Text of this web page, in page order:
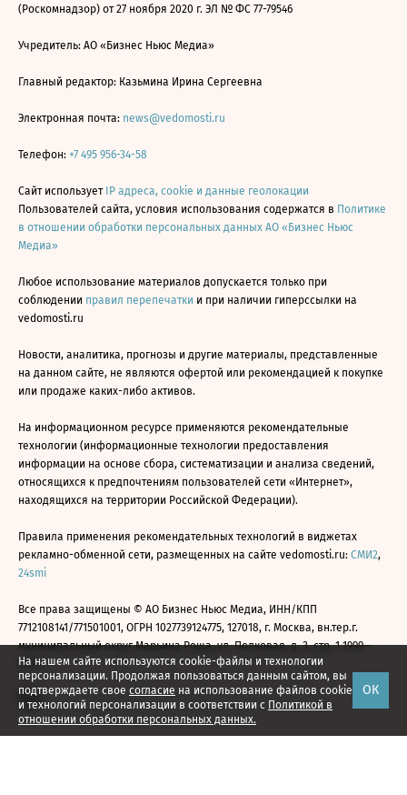
На нашем сайте используются cookie-файлы и технологии
персонализации. Продолжая пользоваться данным сайтом, вы
подтверждаете свое согласие на использование файлов cookie
и технологий персонализации в соответствии с Политикой в
отношении обработки персональных данных.
ОК
(Роскомнадзор) от 27 ноября 2020 г. ЭЛ № ФС 77-79546
Учредитель: АО «Бизнес Ньюс Медиа»
Главный редактор: Казьмина Ирина Сергеевна
Электронная почта: news@vedomosti.ru
Телефон: +7 495 956-34-58
Сайт использует IP адреса, cookie и данные геолокации
Пользователей сайта, условия использования содержатся в Политике
в отношении обработки персональных данных АО «Бизнес Ньюс
Медиа»
Любое использование материалов допускается только при
соблюдении правил перепечатки и при наличии гиперссылки на
vedomosti.ru
Новости, аналитика, прогнозы и другие материалы, представленные
на данном сайте, не являются офертой или рекомендацией к покупке
или продаже каких-либо активов.
На информационном ресурсе применяются рекомендательные
технологии (информационные технологии предоставления
информации на основе сбора, систематизации и анализа сведений,
относящихся к предпочтениям пользователей сети «Интернет»,
находящихся на территории Российской Федерации).
Правила применения рекомендательных технологий в виджетах
рекламно-обменной сети, размещенных на сайте vedomosti.ru: СМИ2,
24smi
Все права защищены © АО Бизнес Ньюс Медиа, ИНН/КПП
7712108141/771501001, ОГРН 1027739124775, 127018, г. Москва, вн.тер.г.
муниципальный округ Марьина Роща, ул. Полковая, д. 3, стр. 1 1999—
2026